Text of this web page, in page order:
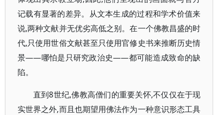
记载有显著的差异。从文本生成的过程和学术价值来
说,两种文献并无优劣高低之别。在一个佛教昌盛的时
代,只使用世俗文献甚至只使用官修史书来推断历史情
景——哪怕是只研究政治史——都可能造成致命的缺
陷。
直到8世纪,佛教高僧们的重要关怀,不仅仅在于现
实世界之外,而且也期望用佛法作为一种意识形态工具